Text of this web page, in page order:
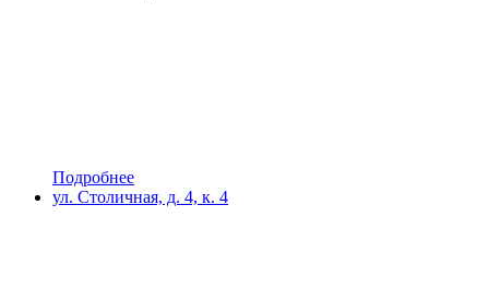
Подробнее
ул. Столичная, д. 4, к. 4